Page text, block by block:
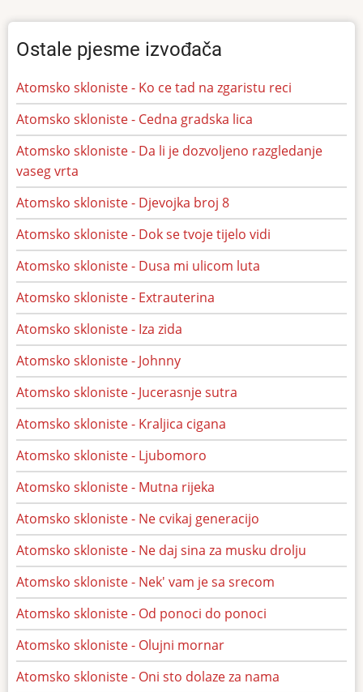
Ostale pjesme izvođača
Atomsko skloniste - Ko ce tad na zgaristu reci
Atomsko skloniste - Cedna gradska lica
Atomsko skloniste - Da li je dozvoljeno razgledanje
vaseg vrta
Atomsko skloniste - Djevojka broj 8
Atomsko skloniste - Dok se tvoje tijelo vidi
Atomsko skloniste - Dusa mi ulicom luta
Atomsko skloniste - Extrauterina
Atomsko skloniste - Iza zida
Atomsko skloniste - Johnny
Atomsko skloniste - Jucerasnje sutra
Atomsko skloniste - Kraljica cigana
Atomsko skloniste - Ljubomoro
Atomsko skloniste - Mutna rijeka
Atomsko skloniste - Ne cvikaj generacijo
Atomsko skloniste - Ne daj sina za musku drolju
Atomsko skloniste - Nek' vam je sa srecom
Atomsko skloniste - Od ponoci do ponoci
Atomsko skloniste - Olujni mornar
Atomsko skloniste - Oni sto dolaze za nama